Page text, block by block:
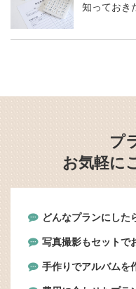
知っておき
プ
お気軽に
どんなプランにした
写真撮影もセットで
手作りでアルバムを